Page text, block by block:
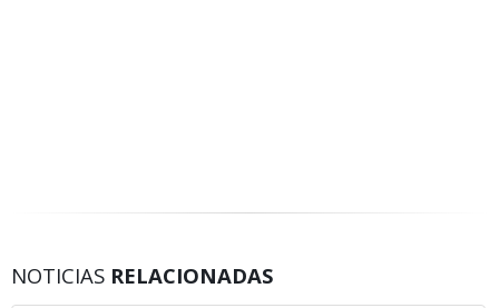
NOTICIAS RELACIONADAS